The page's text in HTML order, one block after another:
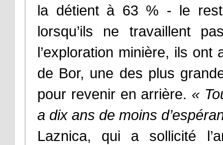
la détient à 63 % - le
lorsqu’ils ne travaillent
l’exploration minière, ils
de Bor, une des plus
pour revenir en arrière. «
a dix ans de moins
Laznica, qui a sollicité